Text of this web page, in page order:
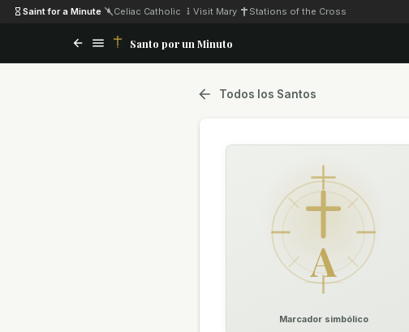
Saint for a Minute Celiac Catholic Visit Mary Stations of the Cross
Santo por un Minuto
Todos los Santos
A
Marcador simbólico